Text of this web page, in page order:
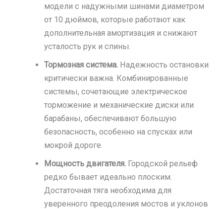
модели с надужными шинами диаметром
от 10 дюймов, которые работают как
дополнительная амортизация и снижают
усталость рук и спины.
Тормозная система. Надежность остановки
критически важна. Комбинированные
системы, сочетающие электрическое
торможение и механические диски или
барабаны, обеспечивают большую
безопасность, особенно на спусках или
мокрой дороге.
Мощность двигателя. Городской рельеф
редко бывает идеально плоским.
Достаточная тяга необходима для
уверенного преодоления мостов и уклонов